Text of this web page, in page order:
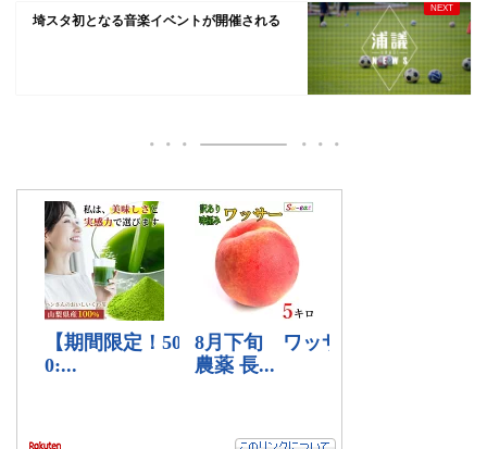
埼スタ初となる音楽イベントが開催される